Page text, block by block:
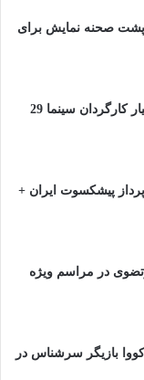
صحنه نمایش برای
درگذشت رضا امینیان دستیار کارگردان سینما 29
پیشکسوت ایران +
در مراسم ویژه
بازیگر سرشناس در